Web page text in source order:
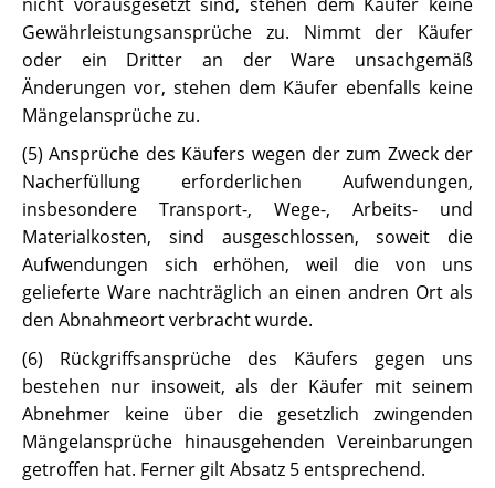
Gewährleistungsansprüche zu. Nimmt der Käufer
oder ein Dritter an der Ware unsachgemäß
Änderungen vor, stehen dem Käufer ebenfalls keine
Mängelansprüche zu.
(5) Ansprüche des Käufers wegen der zum Zweck der
Nacherfüllung erforderlichen Aufwendungen,
insbesondere Transport-, Wege-, Arbeits- und
Materialkosten, sind ausgeschlossen, soweit die
Aufwendungen sich erhöhen, weil die von uns
gelieferte Ware nachträglich an einen andren Ort als
den Abnahmeort verbracht wurde.
(6) Rückgriffsansprüche des Käufers gegen uns
bestehen nur insoweit, als der Käufer mit seinem
Abnehmer keine über die gesetzlich zwingenden
Mängelansprüche hinausgehenden Vereinbarungen
getroffen hat. Ferner gilt Absatz 5 entsprechend.